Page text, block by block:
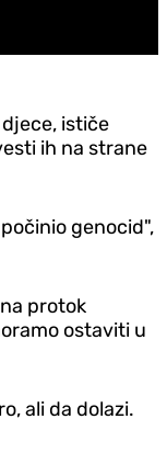
ističe
ih na strane
genocid",
protok
ostaviti u
ali da dolazi.